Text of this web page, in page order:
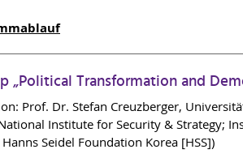
„Political Transformation and
Prof. Dr. Stefan Creuzberger,
Institute for Security & Strategy;
Seidel Foundation Korea [HSS])